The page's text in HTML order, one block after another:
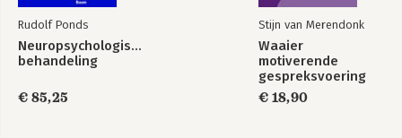
Rudolf Ponds
Neuropsychologische
behandeling
€ 85,25
Stijn van Merendonk
Waaier
motiverende
gespreksvoering
€ 18,90